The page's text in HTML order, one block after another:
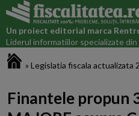
Un proiect editorial marca
Liderul informatiilor specializate din
» Legislatia fiscala actualizata
Finantele propun